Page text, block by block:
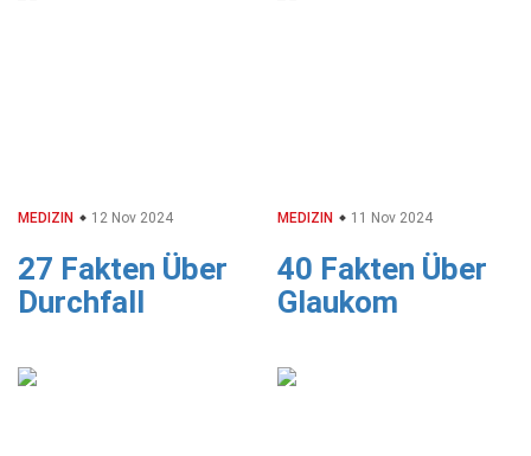
MEDIZIN 12 Nov 2024
27 Fakten Über
Durchfall
MEDIZIN 11 Nov 2024
40 Fakten Über
Glaukom